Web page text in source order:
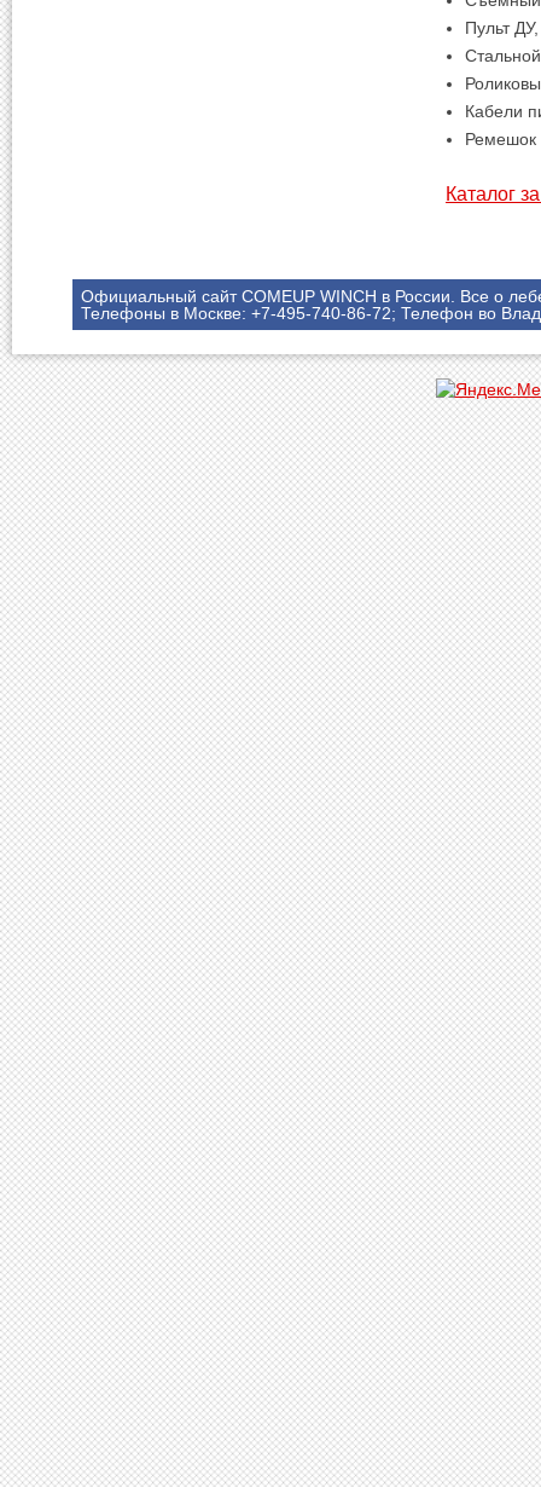
Пульт
Кабели
Ремешок
Каталог
Официальный сайт COMEUP WINCH в России. Все о
Телефоны в Москве: +7-495-740-86-72; Телефон во